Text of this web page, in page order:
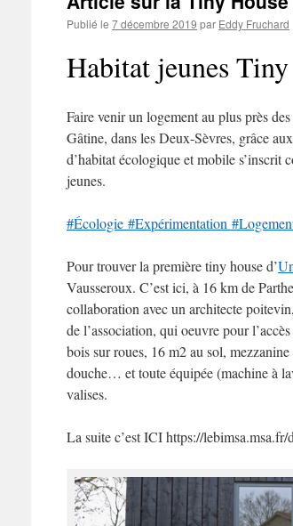
Publié le 7 décembre 2019 par Eddy Fruchard
Habitat jeunes
Faire venir un logement au plus près
Gâtine, dans les Deux-Sèvres, grâce
d’habitat écologique et mobile s’inscrit
jeunes.
#Écologie #Expérimentation
Pour trouver la première tiny house d’
Vausseroux. C’est ici, à 16 km de
collaboration avec un architecte
de l’association, qui oeuvre pour
bois sur roues, 16 m2 au sol,
douche… et toute équipée (machine à
valises.
La suite c’est ICI https://